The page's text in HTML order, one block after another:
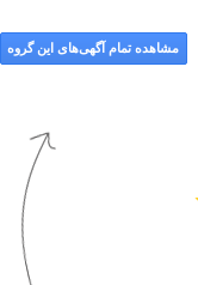
مشاهده تمام آگهی‌های این گروه